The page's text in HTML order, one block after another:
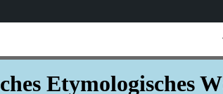
Etymologisches